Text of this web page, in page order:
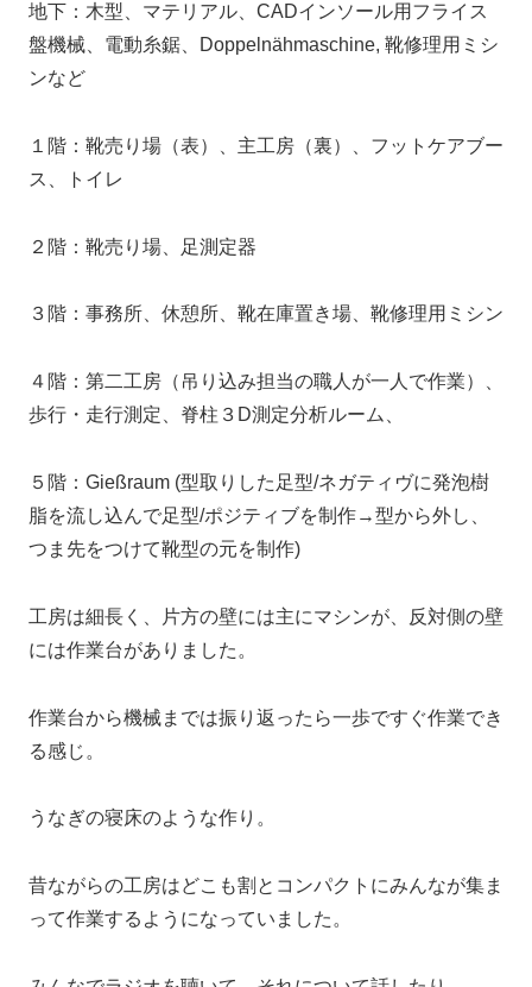
地下：木型、マテリアル、CADインソール用フライス
盤機械、電動糸鋸、Doppelnähmaschine, 靴修理用ミシ
ンなど
１階：靴売り場（表）、主工房（裏）、フットケアブー
ス、トイレ
２階：靴売り場、足測定器
３階：事務所、休憩所、靴在庫置き場、靴修理用ミシン
４階：第二工房（吊り込み担当の職人が一人で作業）、
歩行・走行測定、脊柱３D測定分析ルーム、
５階：Gießraum (型取りした足型/ネガティヴに発泡樹
脂を流し込んで足型/ポジティブを制作→型から外し、
つま先をつけて靴型の元を制作)
工房は細長く、片方の壁には主にマシンが、反対側の壁
には作業台がありました。
作業台から機械までは振り返ったら一歩ですぐ作業でき
る感じ。
うなぎの寝床のような作り。
昔ながらの工房はどこも割とコンパクトにみんなが集ま
って作業するようになっていました。